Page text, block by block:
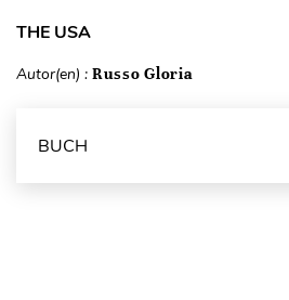
THE USA
Autor(en) : Russo Gloria
BUCH